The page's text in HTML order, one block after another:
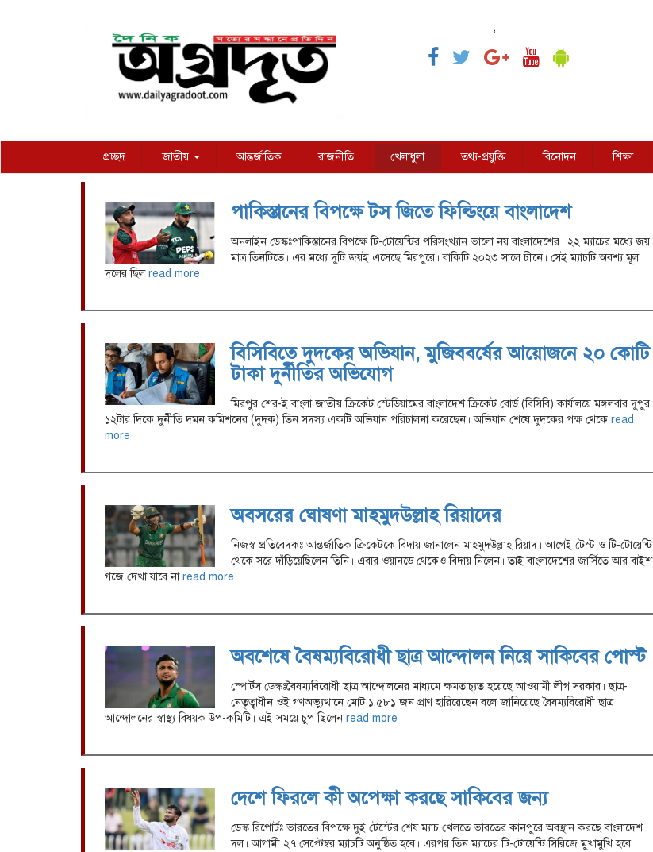
,
প্রচ্ছদ জাতীয় আন্তর্জাতিক রাজনীতি খেলাধুলা তথ্য-প্রযুক্তি বিনোদন শিক্ষা
পাকিস্তানের বিপক্ষে টস জিতে ফিল্ডিংয়ে বাংলাদেশ
অনলাইন ডেস্কঃপাকিস্তানের বিপক্ষে টি-টোয়েন্টির পরিসংখ্যান ভালো নয় বাংলাদেশের। ২২ ম্যাচের মধ্যে জয়
মাত্র তিনটিতে। এর মধ্যে দুটি জয়ই এসেছে মিরপুরে। বাকিটি ২০২৩ সালে চীনে। সেই ম্যাচটি অবশ্য মূল
দলের ছিলread more
বিসিবিতে দুদকের অভিযান, মুজিববর্ষের আয়োজনে ২০ কোটি
টাকা দুর্নীতির অভিযোগ
মিরপুর শের-ই বাংলা জাতীয় ক্রিকেট স্টেডিয়ামের বাংলাদেশ ক্রিকেট বোর্ড (বিসিবি) কার্যালয়ে মঙ্গলবার দুপুর
১২টার দিকে দুর্নীতি দমন কমিশনের (দুদক) তিন সদস্য একটি অভিযান পরিচালনা করেছেন। অভিযান শেষে দুদকের পক্ষ থেকে read
more
অবসরের ঘোষণা মাহমুদউল্লাহ রিয়াদের
নিজস্ব প্রতিবেদকঃ আন্তর্জাতিক ক্রিকেটকে বিদায় জানালেন মাহমুদউল্লাহ রিয়াদ। আগেই টেস্ট ও টি-টোয়েন্টি
থেকে সরে দাঁড়িয়েছিলেন তিনি। এবার ওয়ানডে থেকেও বিদায় নিলেন। তাই বাংলাদেশের জার্সিতে আর বাইশ
গজে দেখা যাবে নাread more
অবশেষে বৈষম্যবিরোধী ছাত্র আন্দোলন নিয়ে সাকিবের পোস্ট
স্পোর্টস ডেস্কঃবৈষম্যবিরোধী ছাত্র আন্দোলনের মাধ্যমে ক্ষমতাচ্যূত হয়েছে আওয়ামী লীগ সরকার। ছাত্র-
নেতৃত্বাধীন ওই গণঅভ্যুত্থানে মোট ১,৫৮১ জন প্রাণ হারিয়েছেন বলে জানিয়েছে বৈষম্যবিরোধী ছাত্র
আন্দোলনের স্বাস্থ্য বিষয়ক উপ-কমিটি। এই সময়ে চুপ ছিলেন read more
দেশে ফিরলে কী অপেক্ষা করছে সাকিবের জন্য
ডেস্ক রিপোর্টঃ ভারতের বিপক্ষে দুই টেস্টের শেষ ম্যাচ খেলতে ভারতের কানপুরে অবস্থান করছে বাংলাদেশ
দল। আগামী ২৭ সেপ্টেম্বর ম্যাচটি অনুষ্ঠিত হবে। এরপর তিন ম্যাচের টি-টোয়েন্টি সিরিজে মুখামুখি হবে